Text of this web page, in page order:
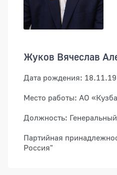
Жуков Вячеслав
Дата рождения:
Место работы: АО
Должность:
Партийная
Россия"